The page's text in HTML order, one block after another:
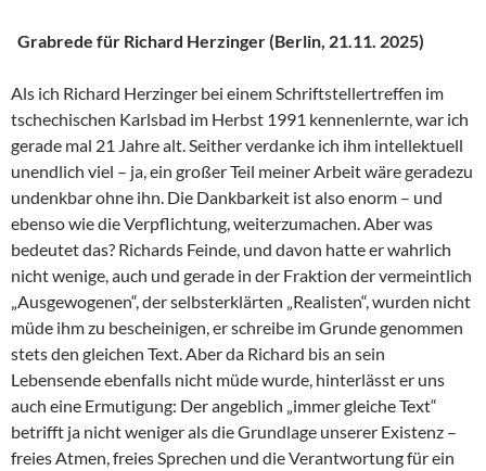
Grabrede für Richard Herzinger (Berlin, 21.11. 2025)
Als ich Richard Herzinger bei einem Schriftstellertreffen im
tschechischen Karlsbad im Herbst 1991 kennenlernte, war ich
gerade mal 21 Jahre alt. Seither verdanke ich ihm intellektuell
unendlich viel – ja, ein großer Teil meiner Arbeit wäre geradezu
undenkbar ohne ihn. Die Dankbarkeit ist also enorm – und
ebenso wie die Verpflichtung, weiterzumachen. Aber was
bedeutet das? Richards Feinde, und davon hatte er wahrlich
nicht wenige, auch und gerade in der Fraktion der vermeintlich
„Ausgewogenen“, der selbsterklärten „Realisten“, wurden nicht
müde ihm zu bescheinigen, er schreibe im Grunde genommen
stets den gleichen Text. Aber da Richard bis an sein
Lebensende ebenfalls nicht müde wurde, hinterlässt er uns
auch eine Ermutigung: Der angeblich „immer gleiche Text“
betrifft ja nicht weniger als die Grundlage unserer Existenz –
freies Atmen, freies Sprechen und die Verantwortung für ein